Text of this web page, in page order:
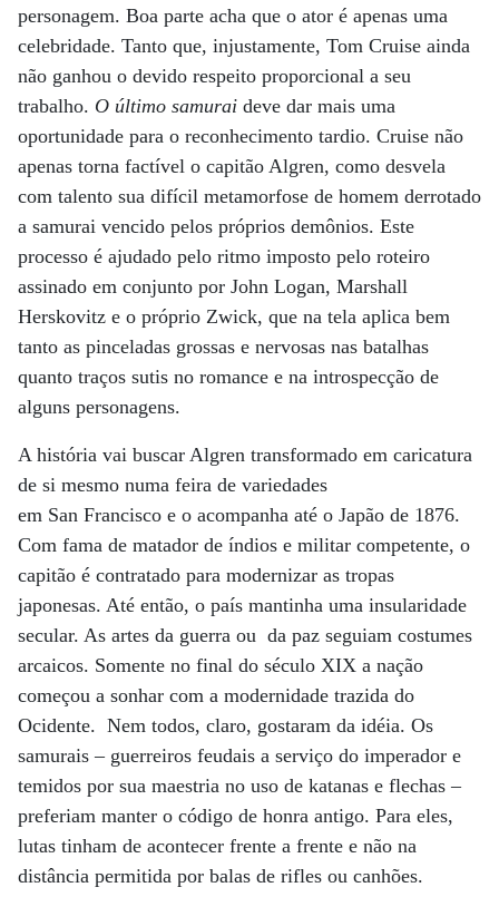
personagem. Boa parte acha que o ator é apenas uma
celebridade. Tanto que, injustamente, Tom Cruise ainda
não ganhou o devido respeito proporcional a seu
trabalho. O último samurai deve dar mais uma
oportunidade para o reconhecimento tardio. Cruise não
apenas torna factível o capitão Algren, como desvela
com talento sua difícil metamorfose de homem derrotado
a samurai vencido pelos próprios demônios. Este
processo é ajudado pelo ritmo imposto pelo roteiro
assinado em conjunto por John Logan, Marshall
Herskovitz e o próprio Zwick, que na tela aplica bem
tanto as pinceladas grossas e nervosas nas batalhas
quanto traços sutis no romance e na introspecção de
alguns personagens.
A história vai buscar Algren transformado em caricatura
de si mesmo numa feira de variedades
em San Francisco e o acompanha até o Japão de 1876.
Com fama de matador de índios e militar competente, o
capitão é contratado para modernizar as tropas
japonesas. Até então, o país mantinha uma insularidade
secular. As artes da guerra ou da paz seguiam costumes
arcaicos. Somente no final do século XIX a nação
começou a sonhar com a modernidade trazida do
Ocidente. Nem todos, claro, gostaram da idéia. Os
samurais – guerreiros feudais a serviço do imperador e
temidos por sua maestria no uso de katanas e flechas –
preferiam manter o código de honra antigo. Para eles,
lutas tinham de acontecer frente a frente e não na
distância permitida por balas de rifles ou canhões.